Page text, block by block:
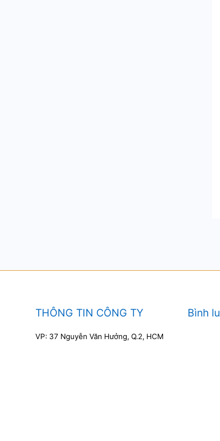
THÔNG TIN CÔNG TY
VP: 37 Nguyễn Văn Hưởng, Q.2, HCM
Bình